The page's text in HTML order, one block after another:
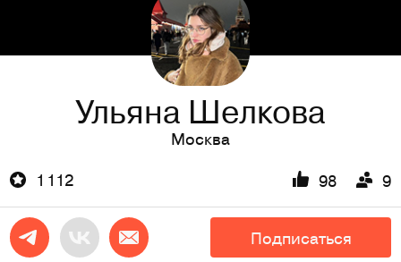
Ульяна Шелкова
Москва
1 112
98 9
Подписаться